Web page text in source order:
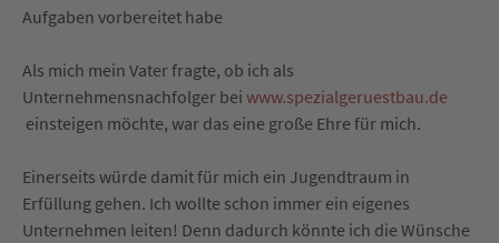
Aufgaben vorbereitet habe
Als mich mein Vater fragte, ob ich als
Unternehmensnachfolger bei www.spezialgeruestbau.de
einsteigen möchte, war das eine große Ehre für mich.
Einerseits würde damit für mich ein Jugendtraum in
Erfüllung gehen. Ich wollte schon immer ein eigenes
Unternehmen leiten! Denn dadurch könnte ich die Wünsche